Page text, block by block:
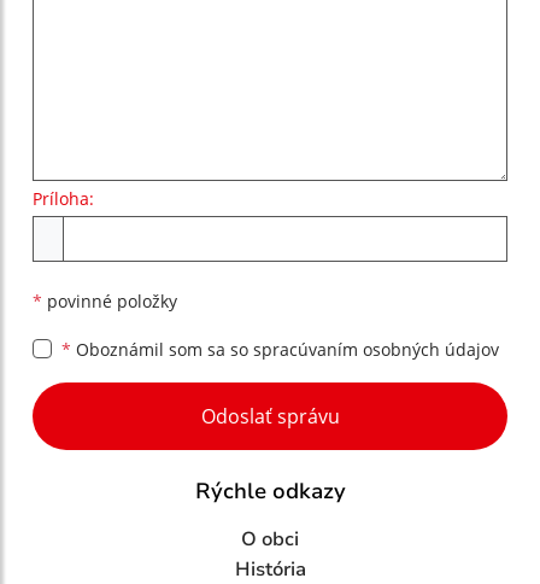
Príloha:
* povinné položky
* Oboznámil som sa so spracúvaním osobných údajov
Google reCaptcha Response
Odoslať správu
Rýchle odkazy
O obci
História